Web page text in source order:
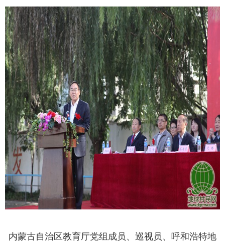
内蒙古自治区教育厅党组成员、巡视员、呼和浩特地